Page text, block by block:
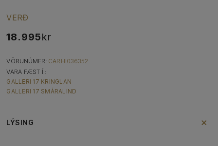
VERÐ
18.995kr
VÖRUNÚMER: CARHI036352
VARA FÆST Í :
GALLERI 17 KRINGLAN
GALLERI 17 SMÁRALIND
LÝSING